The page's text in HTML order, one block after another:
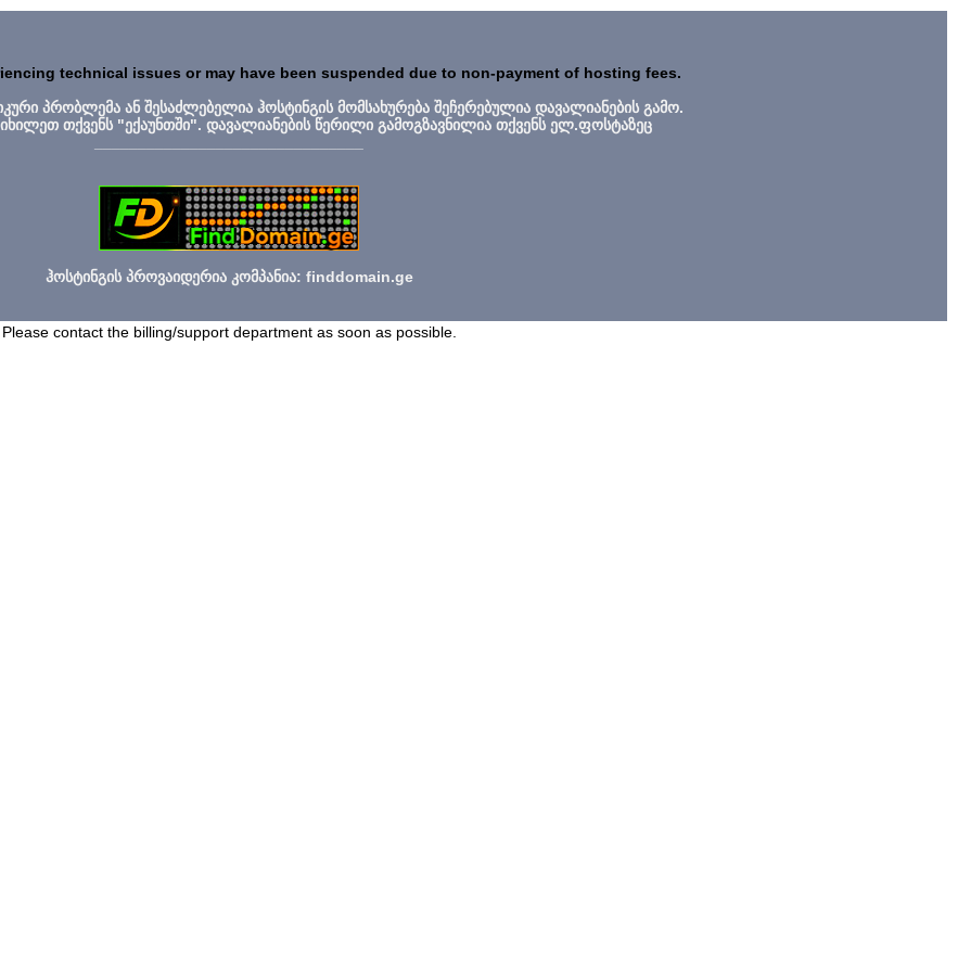
technical issues or may have been suspended due to non-payment of hosting fees.
პრობლემა ან შესაძლებელია ჰოსტინგის მომსახურება შეჩერებულია დავალიანების გამო.
თქვენს "ექაუნთში". დავალიანების წერილი გამოგზავნილია თქვენს ელ.ფოსტაზეც
ჰოსტინგის პროვაიდერია კომპანია: finddomain.ge
Please contact the billing/support department as soon as possible.